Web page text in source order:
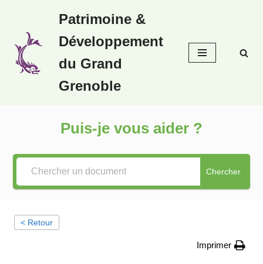
au
contenu
Patrimoine &
Développement
du Grand
Grenoble
Puis-je vous aider ?
Chercher
< Retour
Imprimer